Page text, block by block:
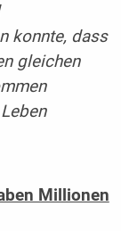
konnte, dass
gleichen
Millionen